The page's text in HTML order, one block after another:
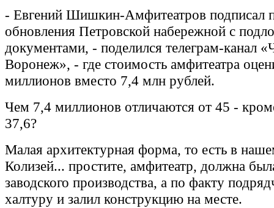
- Евгений Шишкин-Амфитеатров подписал
обновления Петровской набережной с
документами, - поделился телеграм-канал
Воронеж», - где стоимость амфитеатра
миллионов вместо 7,4 млн рублей.
Чем 7,4 миллионов отличаются от 45 -
37,6?
Малая архитектурная форма, то есть в
Колизей... простите, амфитеатр, должна
заводского производства, а по факту
халтуру и залил конструкцию на месте.